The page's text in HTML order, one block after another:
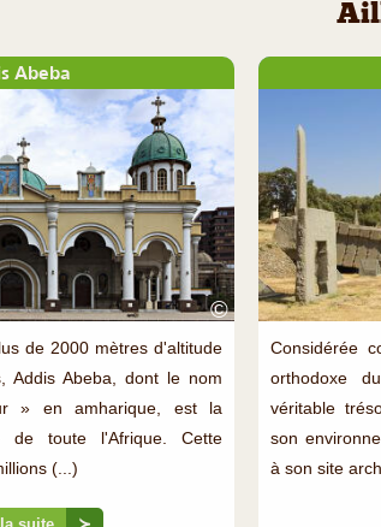
Abeba
©
de 2000 mètres d'altitude
Addis Abeba, dont le nom
» en amharique, est la
de toute l'Afrique. Cette
(...)
Considérée
orthodoxe
véritable
son
à son site